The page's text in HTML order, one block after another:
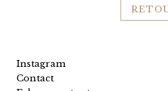
Instagram
Contact